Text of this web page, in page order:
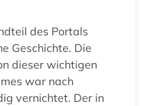
des Portals
Geschichte. Die
dieser wichtigen
war nach
vernichtet. Der in